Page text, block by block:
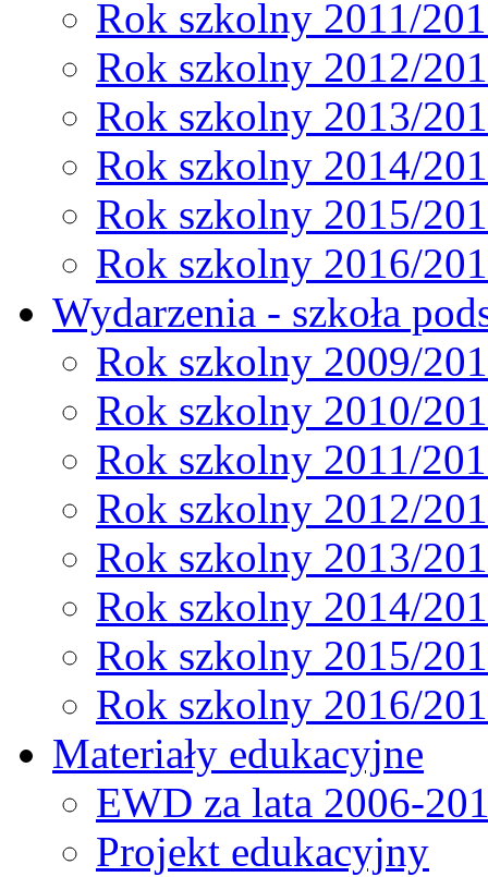
Rok szkolny 2011/
Rok szkolny 2012/
Rok szkolny 2013/
Rok szkolny 2014/
Rok szkolny 2015/
Rok szkolny 2016/
Wydarzenia - szkoła
Rok szkolny 2009/
Rok szkolny 2010/
Rok szkolny 2011/
Rok szkolny 2012/
Rok szkolny 2013/
Rok szkolny 2014/
Rok szkolny 2015/
Rok szkolny 2016/
Materiały edukacyjne
EWD za lata 2006-
Projekt edukacyjny